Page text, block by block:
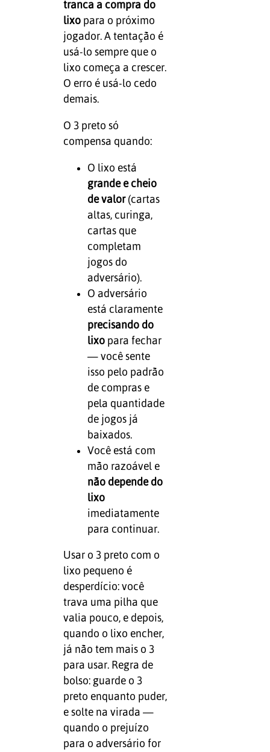
tranca a compra do
lixopara o próximo
jogador. A tentação é
usá-lo sempre que o
lixo começa a crescer.
O erro é usá-lo cedo
demais.
O 3 preto só
compensa quando:
O lixo está
grande e cheio
de valor(cartas
altas, curinga,
cartas que
completam
jogos do
adversário).
O adversário
está claramente
precisando do
lixopara fechar
— você sente
isso pelo padrão
de compras e
pela quantidade
de jogos já
baixados.
Você está com
mão razoável e
não depende do
lixo
imediatamente
para continuar.
Usar o 3 preto com o
lixo pequeno é
desperdício: você
trava uma pilha que
valia pouco, e depois,
quando o lixo encher,
já não tem mais o 3
para usar. Regra de
bolso: guarde o 3
preto enquanto puder,
e solte na virada —
quando o prejuízo
para o adversário for